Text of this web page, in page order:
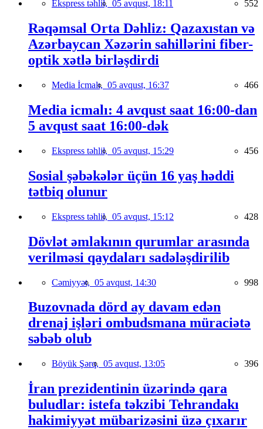
Ekspress təhlil, 05 avqust, 18:11 552
Rəqəmsal Orta Dəhliz: Qazaxıstan və
Azərbaycan Xəzərin sahillərini fiber-
optik xətlə birləşdirdi
Media İcmalı, 05 avqust, 16:37 466
Media icmalı: 4 avqust saat 16:00-dan
5 avqust saat 16:00-dək
Ekspress təhlil, 05 avqust, 15:29 456
Sosial şəbəkələr üçün 16 yaş həddi
tətbiq olunur
Ekspress təhlil, 05 avqust, 15:12 428
Dövlət əmlakının qurumlar arasında
verilməsi qaydaları sadələşdirilib
Cəmiyyət, 05 avqust, 14:30 998
Buzovnada dörd ay davam edən
drenaj işləri ombudsmana müraciətə
səbəb olub
Böyük Şərq, 05 avqust, 13:05 396
İran prezidentinin üzərində qara
buludlar: istefa təkzibi Tehrandakı
hakimiyyət mübarizəsini üzə çıxarır